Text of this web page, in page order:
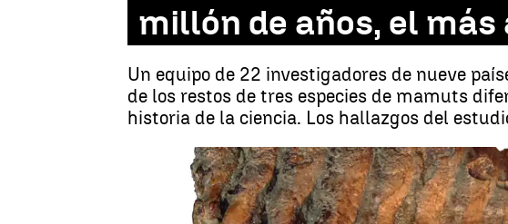
Buscar
millón de años, el
Un equipo de 22 investigadores de nueve
de los restos de tres especies de mamuts
historia de la ciencia. Los hallazgos del